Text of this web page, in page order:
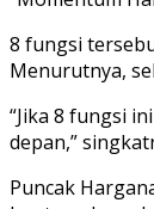
8 fungsi
Menurutnya,
“Jika 8 fungsi
depan,”
Puncak